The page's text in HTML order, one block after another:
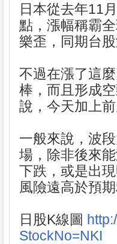
日本從去年11
點，漲幅稱霸
樂歪，同期台股
不過在漲了這
棒，而且形成
說，今天加上
一般來說，波
場，除非後來
下跌，或是出
風險遠高於預期
日股K線圖
StockNo=NKI